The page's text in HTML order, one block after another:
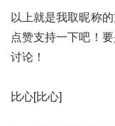
以上就是我取昵称
点赞支持一下吧！
讨论！
比心[比心]